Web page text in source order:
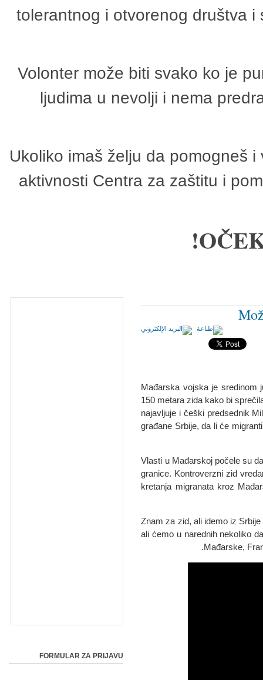
tolerantnog i otvorenog društva
Volonter može biti svako ko je
ljudima u nevolji i nema
Ukoliko imaš želju da pomogneš
aktivnosti Centra za zaštitu i
Mađarska vojska je sredinom
150 metara zida kako bi
najavljuje i češki predsednik
građane Srbije, da li će
Vlasti u Mađarskoj počele su
granice. Kontroverzni zid
kretanja migranata kroz
"Znam za zid, ali idemo iz
ali ćemo u narednih nekoliko
Mađarske,
FORMULAR ZA PRIJAVU